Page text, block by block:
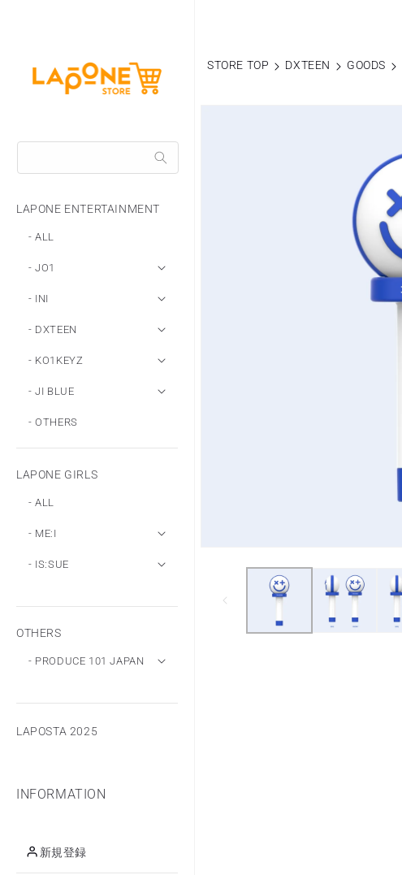
LAPONE ENTERTAINMENT
- ALL
- JO1
- INI
- DXTEEN
- KO1KEYZ
- JI BLUE
- OTHERS
LAPONE GIRLS
- ALL
- ME:I
- IS:SUE
OTHERS
- PRODUCE 101 JAPAN
LAPOSTA 2025
INFORMATION
新規登録
STORE TOP DXTEEN GOODS